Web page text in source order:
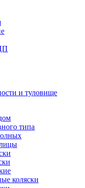
и туловище
типа
коляски